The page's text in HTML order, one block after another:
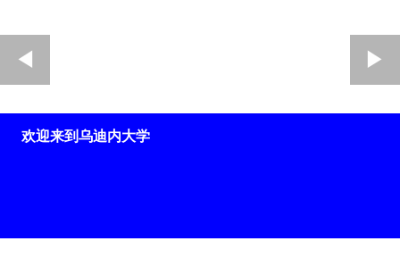
欢迎来到乌迪内大学
◀︎ ▶︎